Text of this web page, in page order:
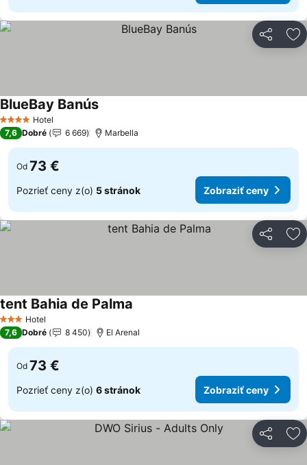
Zdieľať
4 Počet hviezdičiek
Hotel
BlueBay Banús
7,6 Dobré 6 669 Marbella
Od 73 €
Pozrieť ceny z(o) 5 stránok Zobraziť ceny
Zdieľať
3 Počet hviezdičiek
Hotel
tent Bahia de Palma
7,6 Dobré 8 450 El Arenal
Od 73 €
Pozrieť ceny z(o) 6 stránok Zobraziť ceny
Zdieľať